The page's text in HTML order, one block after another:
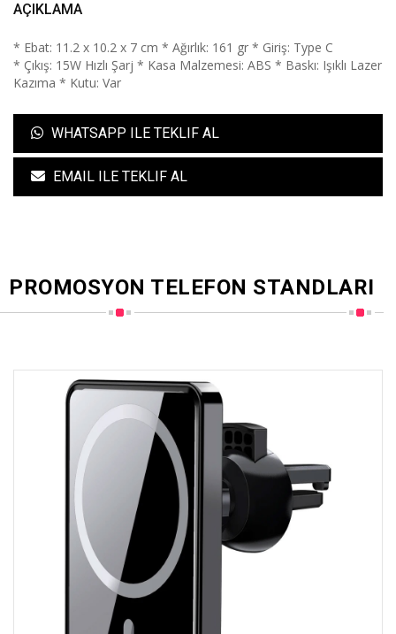
AÇIKLAMA
* Ebat: 11.2 x 10.2 x 7 cm * Ağırlık: 161 gr * Giriş: Type C
* Çıkış: 15W Hızlı Şarj * Kasa Malzemesi: ABS * Baskı: Işıklı Lazer
Kazıma * Kutu: Var
WHATSAPP ILE TEKLIF AL
EMAIL ILE TEKLIF AL
PROMOSYON TELEFON STANDLARI